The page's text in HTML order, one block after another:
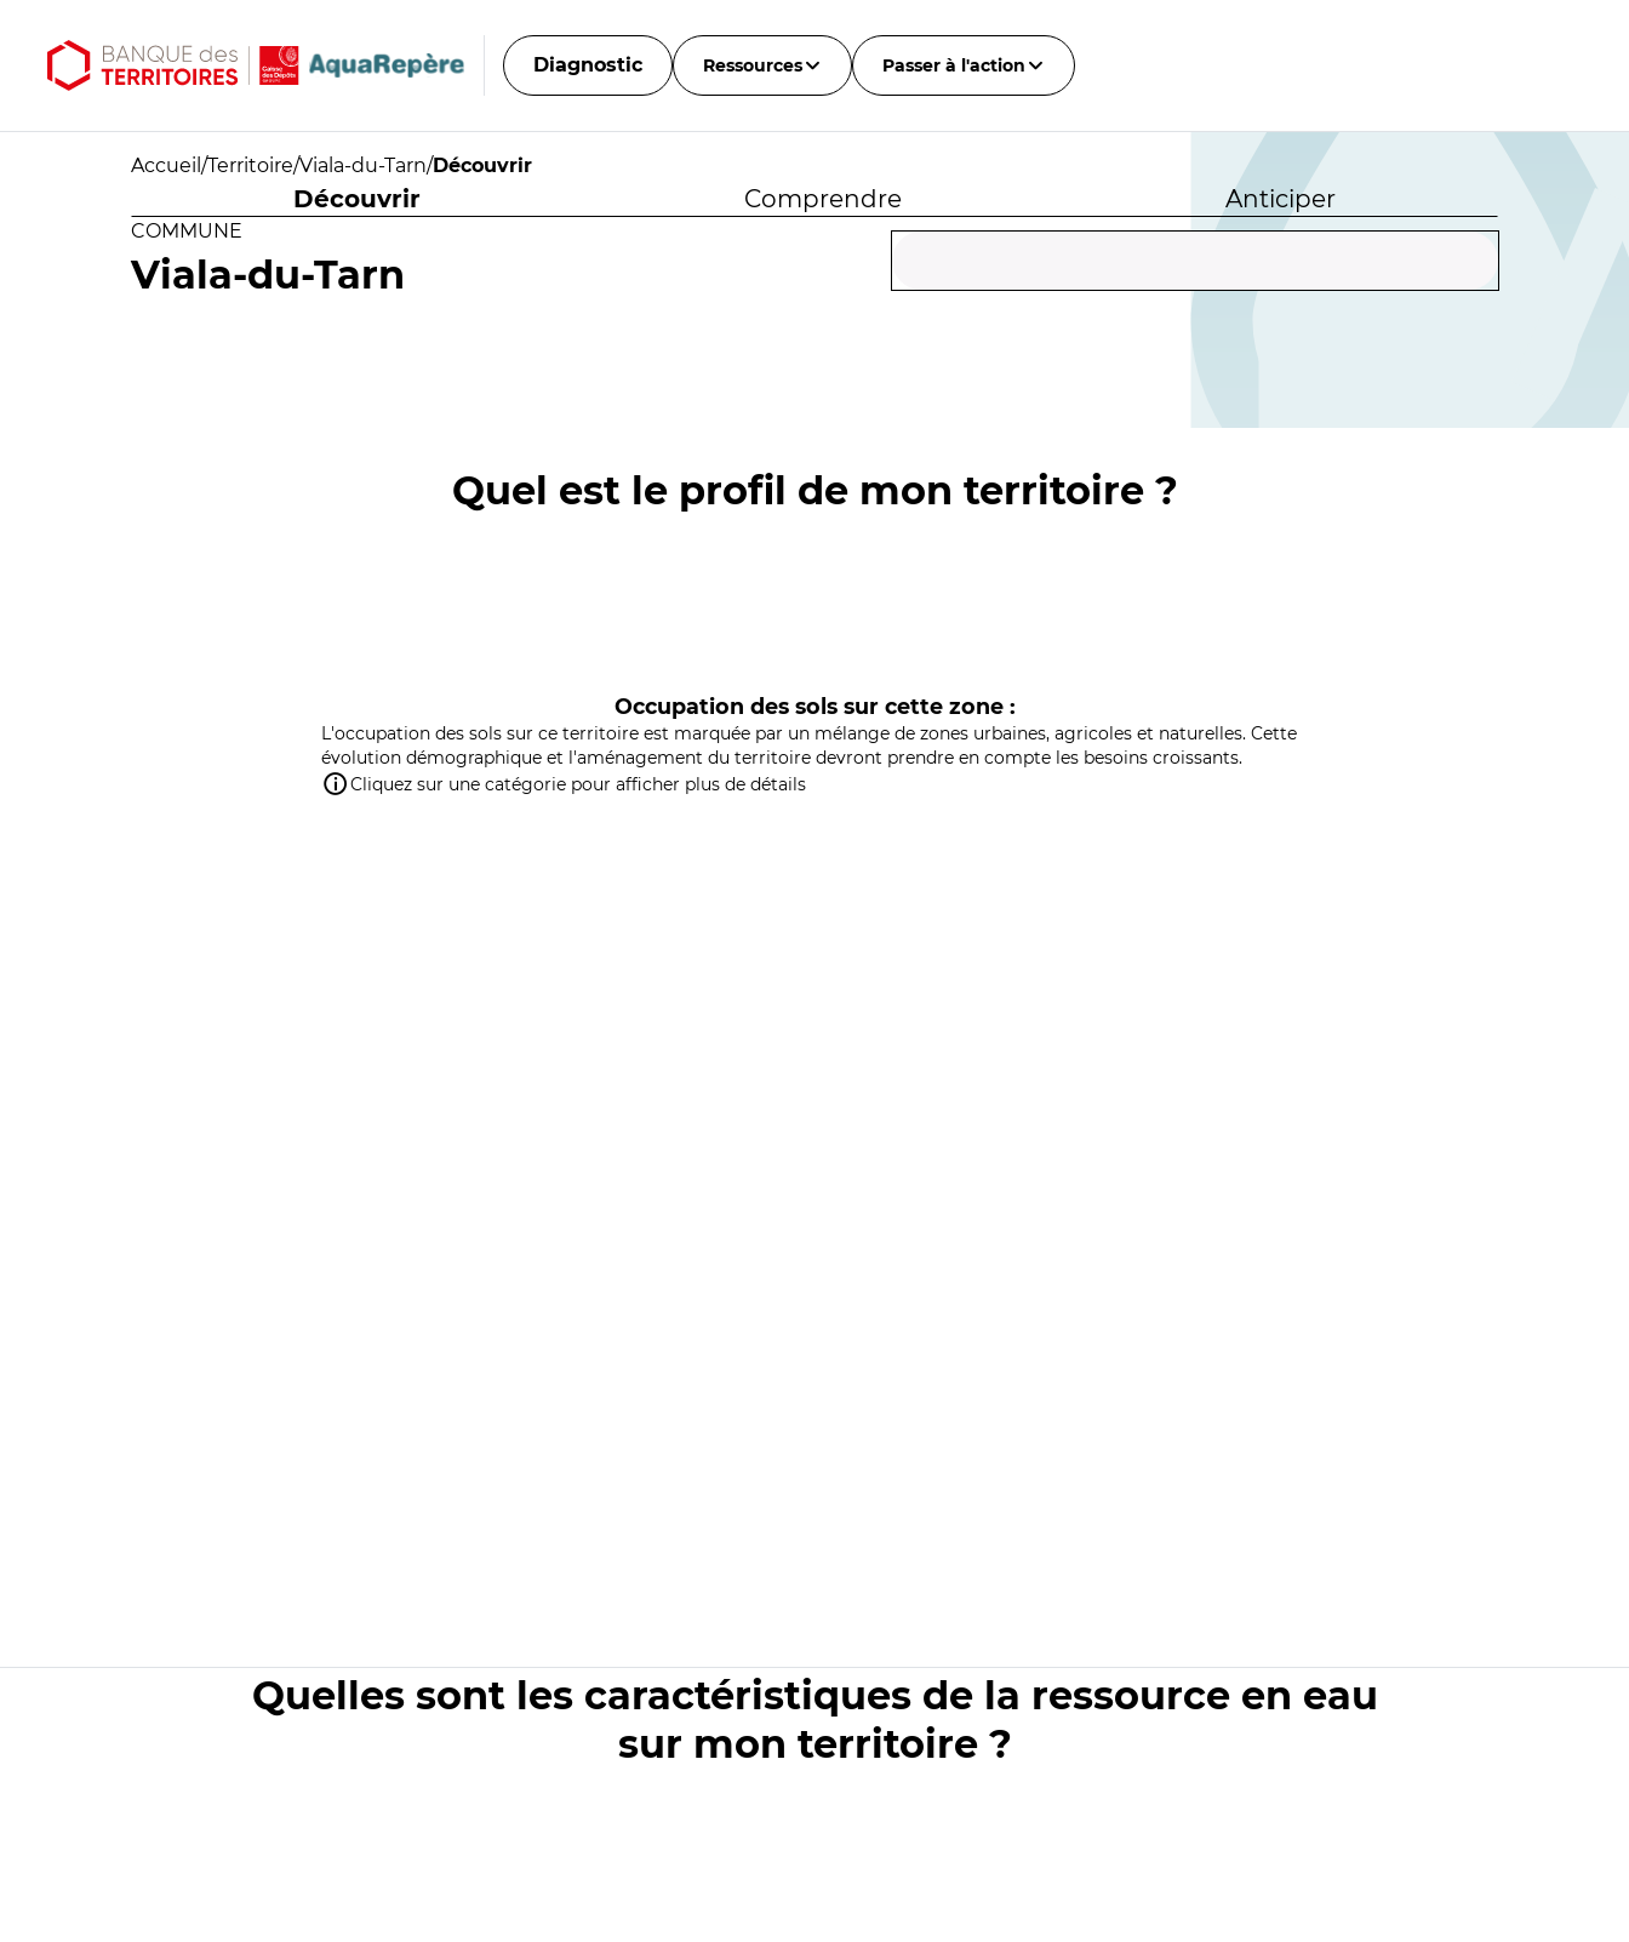
Diagnostic Ressources Passer à l'action
Accueil /Territoire/Viala-du-Tarn/Découvrir
Découvrir Comprendre Anticiper
COMMUNE
Viala-du-Tarn
Quel est le profil de mon territoire ?
Occupation des sols sur cette zone :
L'occupation des sols sur ce territoire est marquée par un mélange de zones urbaines, agricoles et naturelles. Cette
évolution démographique et l'aménagement du territoire devront prendre en compte les besoins croissants.
Cliquez sur une catégorie pour afficher plus de détails
Quelles sont les caractéristiques de la ressource en eau
sur mon territoire ?